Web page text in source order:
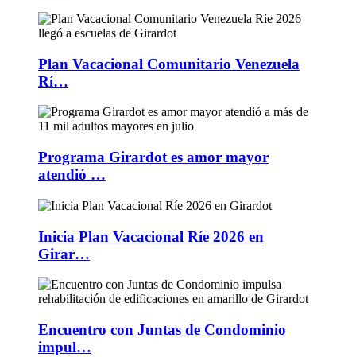
Plan Vacacional Comunitario Venezuela
Rí…
Programa Girardot es amor mayor
atendió …
Inicia Plan Vacacional Ríe 2026 en
Girar…
Encuentro con Juntas de Condominio
impul…